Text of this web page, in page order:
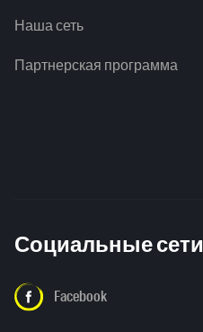
Наша сеть
Партнерская программа
Социальные сети
Facebook